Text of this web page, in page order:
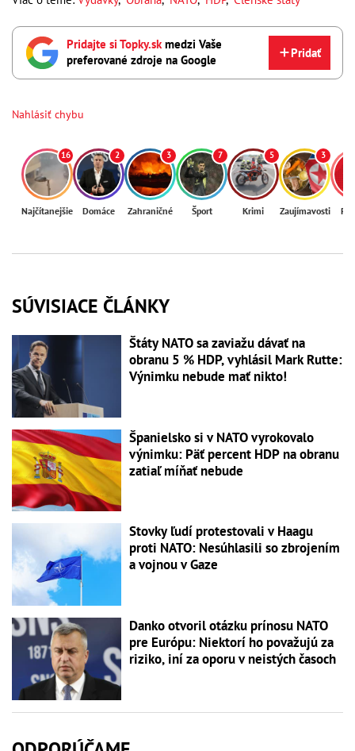
Pridajte si Topky.skmedzi Vaše
preferované zdroje na Google
Pridať
Nahlásiť chybu
16
Najčítanejšie
2
Domáce
3
Zahraničné
7
Šport
5
Krimi
3
Zaujímavosti
SÚVISIACE ČLÁNKY
Štáty NATO sa zaviažu dávať na
obranu 5 % HDP, vyhlásil Mark Rutte:
Výnimku nebude mať nikto!
Španielsko si v NATO vyrokovalo
výnimku: Päť percent HDP na obranu
zatiaľ míňať nebude
Stovky ľudí protestovali v Haagu
proti NATO: Nesúhlasili so zbrojením
a vojnou v Gaze
Danko otvoril otázku prínosu NATO
pre Európu: Niektorí ho považujú za
riziko, iní za oporu v neistých časoch